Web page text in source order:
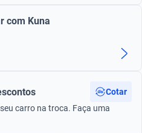
com Kuna
Cotar
carro na troca. Faça uma